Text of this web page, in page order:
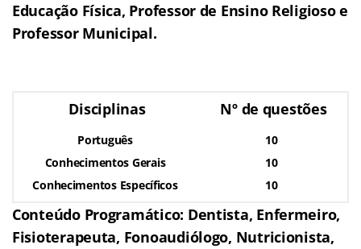
Educação Física, Professor de Ensino Religioso e
Professor Municipal.
Disciplinas Nº de questões
Português
Conhecimentos Gerais
Conhecimentos Específicos
10
10
10
Conteúdo Programático: Dentista, Enfermeiro,
Fisioterapeuta, Fonoaudiólogo, Nutricionista,